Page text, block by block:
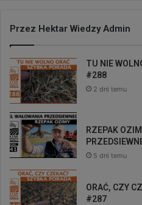
Przez Hektar Wiedzy Admin
TU NIE
#288
2 dni temu
RZEPAK
5 dni temu
ORAĆ, CZY
#287